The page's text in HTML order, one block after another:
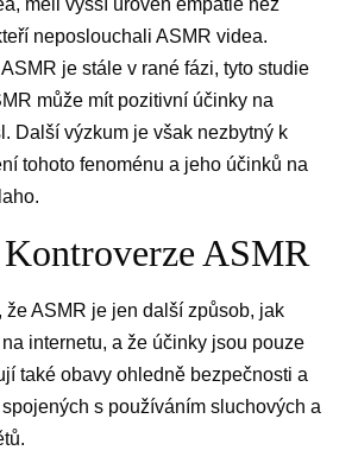
měli vyšší úroveň empatie než
neposlouchali ASMR videa.
je stále v rané fázi, tyto studie
může mít pozitivní účinky na
Další výzkum je však nezbytný k
tohoto fenoménu a jeho účinků na
ASMR
že ASMR je jen další způsob, jak
internetu, a že účinky jsou pouze
také obavy ohledně bezpečnosti a
s používáním sluchových a